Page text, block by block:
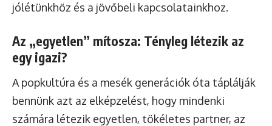
jólétünkhöz és a jövőbeli kapcsolatainkhoz.
Az „egyetlen” mítosza: Tényleg létezik az
egy igazi?
A popkultúra és a mesék generációk óta táplálják
bennünk azt az elképzelést, hogy mindenki
számára létezik egyetlen, tökéletes partner, az